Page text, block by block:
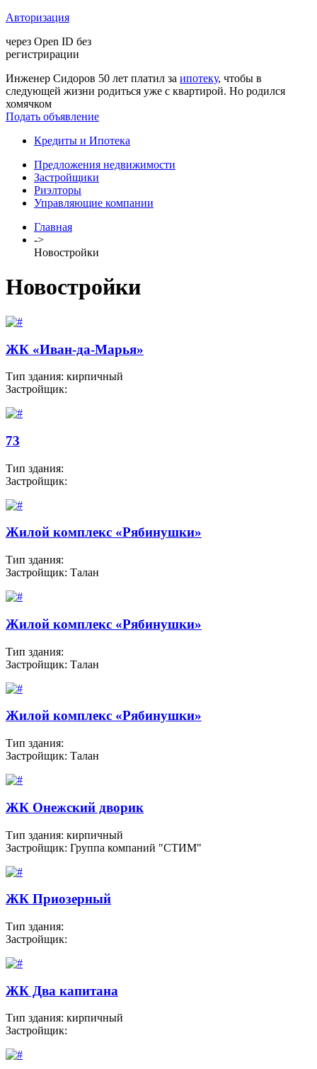
Авторизация
через Open ID без
регистрирации
Инженер Сидоров 50 лет платил за ипотеку, чтобы в
следующей жизни родиться уже с квартирой. Но родился
хомячком
Подать объявление
Кредиты и Ипотека
Предложения недвижимости
Застройщики
Риэлторы
Управляющие компании
Главная
->
Новостройки
Новостройки
ЖК «Иван-да-Марья»
Тип здания: кирпичный
Застройщик:
73
Тип здания:
Застройщик:
Жилой комплекс «Рябинушки»
Тип здания:
Застройщик: Талан
Жилой комплекс «Рябинушки»
Тип здания:
Застройщик: Талан
Жилой комплекс «Рябинушки»
Тип здания:
Застройщик: Талан
ЖК Онежский дворик
Тип здания: кирпичный
Застройщик: Группа компаний "СТИМ"
ЖК Приозерный
Тип здания:
Застройщик:
ЖК Два капитана
Тип здания: кирпичный
Застройщик: